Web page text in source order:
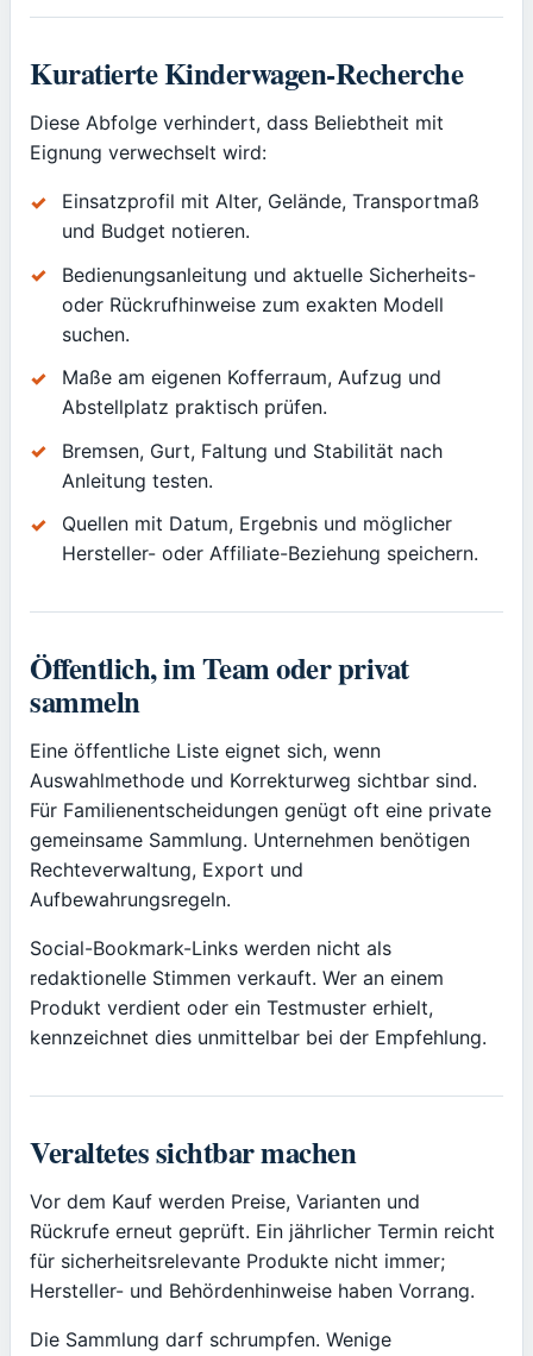
Kuratierte Kinderwagen-Recherche
Diese Abfolge verhindert, dass Beliebtheit mit
Eignung verwechselt wird:
Einsatzprofil mit Alter, Gelände, Transportmaß
und Budget notieren.
Bedienungsanleitung und aktuelle Sicherheits-
oder Rückrufhinweise zum exakten Modell
suchen.
Maße am eigenen Kofferraum, Aufzug und
Abstellplatz praktisch prüfen.
Bremsen, Gurt, Faltung und Stabilität nach
Anleitung testen.
Quellen mit Datum, Ergebnis und möglicher
Hersteller- oder Affiliate-Beziehung speichern.
Öffentlich, im Team oder privat
sammeln
Eine öffentliche Liste eignet sich, wenn
Auswahlmethode und Korrekturweg sichtbar sind.
Für Familienentscheidungen genügt oft eine private
gemeinsame Sammlung. Unternehmen benötigen
Rechteverwaltung, Export und
Aufbewahrungsregeln.
Social-Bookmark-Links werden nicht als
redaktionelle Stimmen verkauft. Wer an einem
Produkt verdient oder ein Testmuster erhielt,
kennzeichnet dies unmittelbar bei der Empfehlung.
Veraltetes sichtbar machen
Vor dem Kauf werden Preise, Varianten und
Rückrufe erneut geprüft. Ein jährlicher Termin reicht
für sicherheitsrelevante Produkte nicht immer;
Hersteller- und Behördenhinweise haben Vorrang.
Die Sammlung darf schrumpfen. Wenige